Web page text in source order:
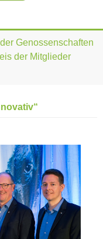
Genossenschaften
der Mitglieder